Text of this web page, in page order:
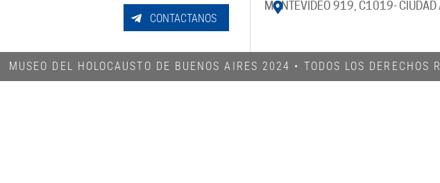
CONTACTANOS
MONTEVIDEO 919, C1019- CIUDAD
MUSEO DEL HOLOCAUSTO DE BUENOS AIRES 2024​ • TODOS LOS DERECHOS